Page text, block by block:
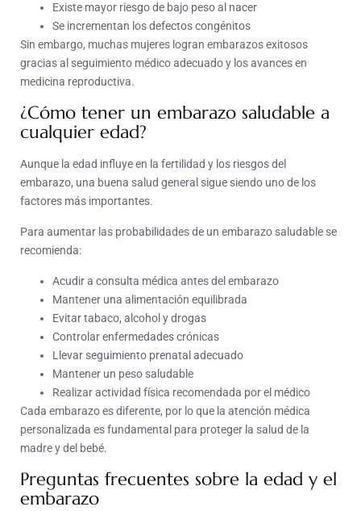
Existe mayor riesgo de bajo peso al nacer
Se incrementan los defectos congénitos
Sin embargo, muchas mujeres logran embarazos exitosos
gracias al seguimiento médico adecuado y los avances en
medicina reproductiva.
¿Cómo tener un embarazo saludable a
cualquier edad?
Aunque la edad influye en la fertilidad y los riesgos del
embarazo, una buena salud general sigue siendo uno de los
factores más importantes.
Para aumentar las probabilidades de un embarazo saludable se
recomienda:
Acudir a consulta médica antes del embarazo
Mantener una alimentación equilibrada
Evitar tabaco, alcohol y drogas
Controlar enfermedades crónicas
Llevar seguimiento prenatal adecuado
Mantener un peso saludable
Realizar actividad física recomendada por el médico
Cada embarazo es diferente, por lo que la atención médica
personalizada es fundamental para proteger la salud de la
madre y del bebé.
Preguntas frecuentes sobre la edad y el
embarazo